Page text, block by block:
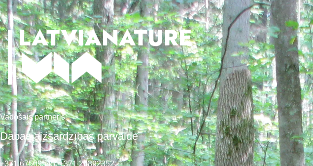
Vadošais partneris:
Dabas aizsardzības pārvalde
+371 67509545,+371 26392352